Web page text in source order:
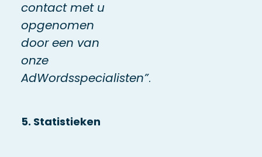
contact met u
opgenomen
door een van
onze
AdWordsspecialisten”.
5. Statistieken